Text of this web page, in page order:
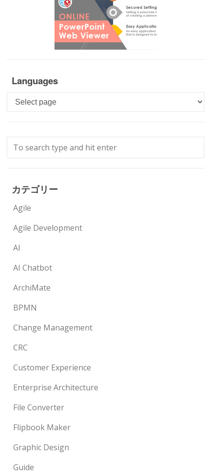
Languages
Languages
カテゴリー
Agile
Agile Development
AI
AI Chatbot
ArchiMate
BPMN
Change Management
CRC
Customer Experience
Enterprise Architecture
File Converter
Flipbook Maker
Graphic Design
Guide